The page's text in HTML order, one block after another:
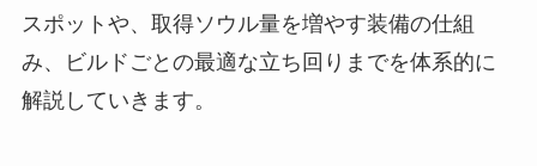
スポットや、取得ソウル量を増やす装備の仕組
み、ビルドごとの最適な立ち回りまでを体系的に
解説していきます。